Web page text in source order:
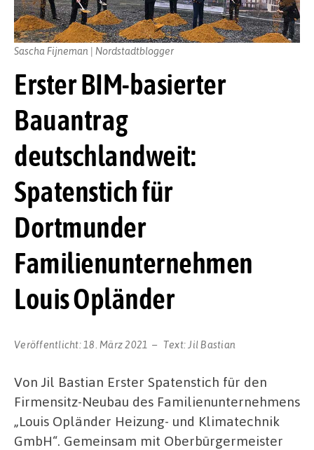
Erster BIM-basierter
Bauantrag
deutschlandweit:
Spatenstich für
Dortmunder
Familienunternehmen
Louis Opländer
Veröffentlicht: 18. März 2021 Text: Jil Bastian
Sascha Fijneman | Nordstadtblogger
Von Jil Bastian Erster Spatenstich für den
Firmensitz-Neubau des Familienunternehmens
„Louis Opländer Heizung- und Klimatechnik
GmbH“. Gemeinsam mit Oberbürgermeister